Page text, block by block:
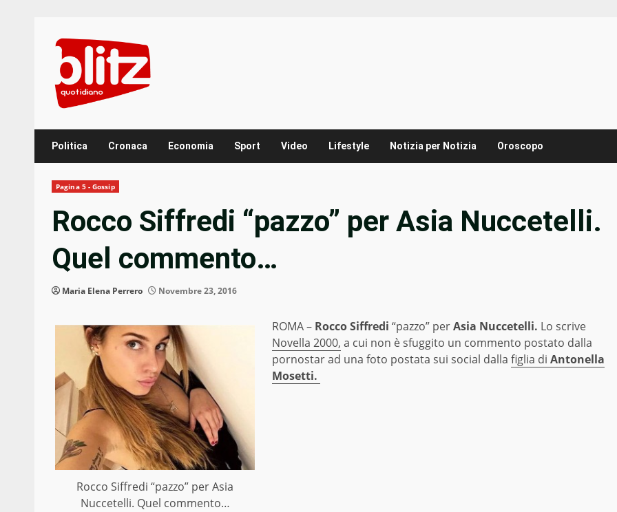
content
Politica Cronaca Economia Sport Video Lifestyle Notizia per Notizia Oroscopo
Pagina 5 - Gossip
Rocco Siffredi “pazzo” per Asia Nuccetelli.
Quel commento…
Maria Elena Perrero Novembre 23, 2016
Rocco Siffredi “pazzo” per Asia
Nuccetelli. Quel commento…
ROMA – Rocco Siffredi “pazzo” perAsia Nuccetelli. Lo scrive
Novella 2000, a cui non è sfuggito un commento postato dalla
pornostar ad una foto postata sui social dalla figlia di Antonella
Mosetti.